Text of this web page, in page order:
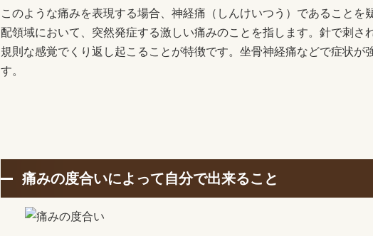
このような痛みを表現する場合、神経痛（しんけいつう）であることを
配領域において、突然発症する激しい痛みのことを指します。針で刺さ
規則な感覚でくり返し起こることが特徴です。坐骨神経痛などで症状が
す。
痛みの度合いによって自分で出来ること